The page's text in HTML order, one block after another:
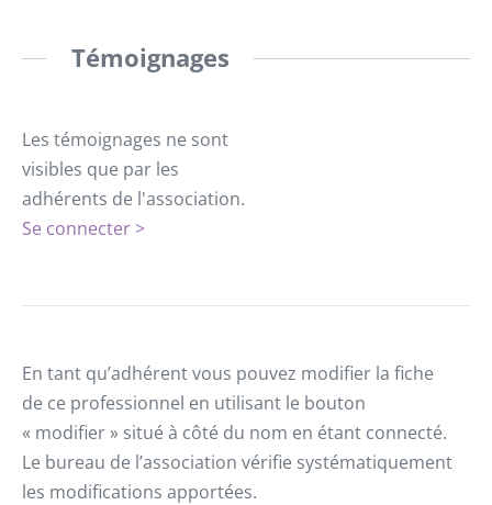
Témoignages
Les témoignages ne sont
visibles que par les
adhérents de l'association.
Se connecter >
En tant qu’adhérent vous pouvez modifier la fiche
de ce professionnel en utilisant le bouton
« modifier » situé à côté du nom en étant connecté.
Le bureau de l’association vérifie systématiquement
les modifications apportées.